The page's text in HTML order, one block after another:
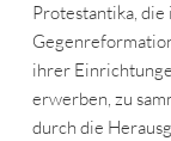
Protestantika,
ihrer
erwerben, zu
durch die